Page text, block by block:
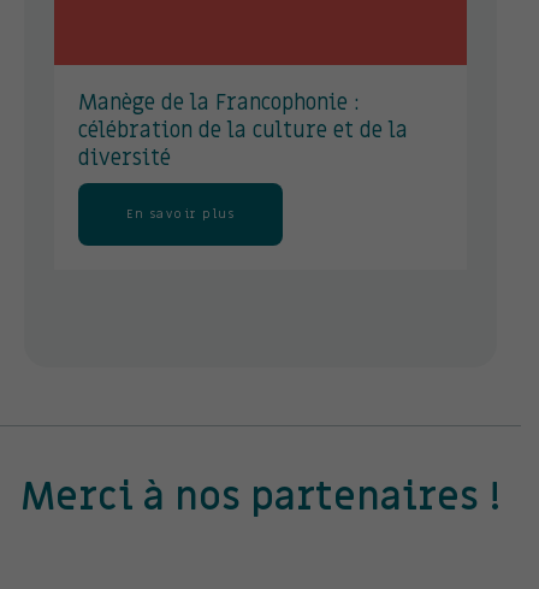
Manège de la Francophonie :
célébration de la culture et de la
diversité
En savoir plus
Merci à nos partenaires !